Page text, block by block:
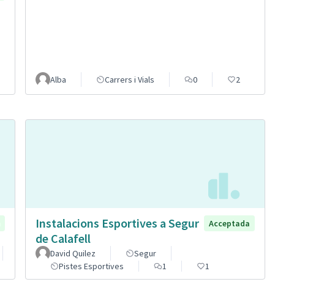
Alba Carrers i Vials 0 2
Instalacions Esportives a Segur
de Calafell
Acceptada
David Quilez
Segur
Pistes Esportives
1 1